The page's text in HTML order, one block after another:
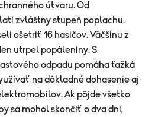
útvaru. Od
zvláštny stupeň poplachu.
ošetriť 16 hasičov. Väčšinu z
utrpel popáleniny. S
odpadu pomáha ťažká
na dôkladné dohasenie aj
Ak pôjde všetko
sa mohol skončiť o dva dni,